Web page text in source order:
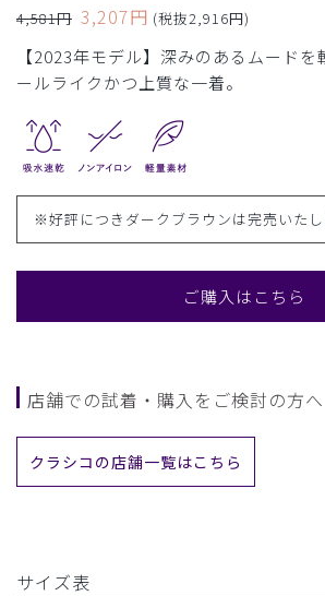
4,581円 3,207円 (税抜2,916円)
【2023年モデル】深みのあるムードを
ールライクかつ上質な一着。
※好評につきダークブラウンは完売いたし
ご購入はこちら
店舗での試着・購入をご検討の方へ
クラシコの店舗一覧はこちら
サイズ表